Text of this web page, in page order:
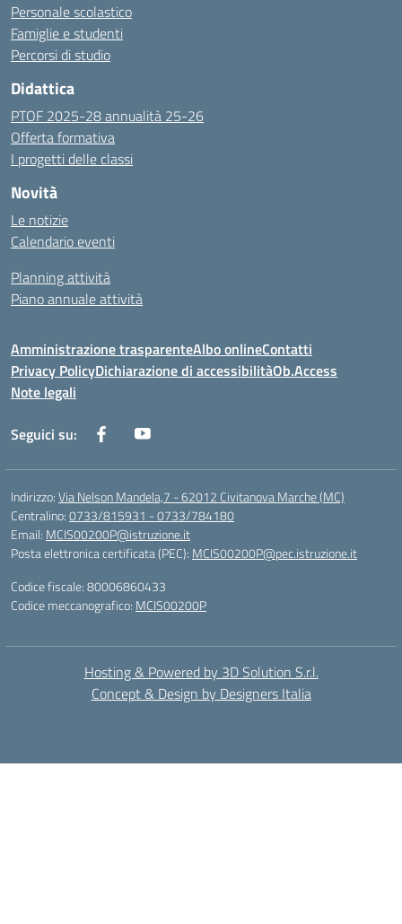
Personale scolastico
Famiglie e studenti
Percorsi di studio
Didattica
PTOF 2025-28 annualità 25-26
Offerta formativa
I progetti delle classi
Novità
Le notizie
Calendario eventi
Planning attività
Piano annuale attività
Amministrazione trasparenteAlbo onlineContatti
Privacy PolicyDichiarazione di accessibilitàOb.Access
Note legali
Seguici su:
Indirizzo:Via Nelson Mandela,7 - 62012 Civitanova Marche (MC)
Centralino:0733/815931 - 0733/784180
Email: MCIS00200P@istruzione.it
Posta elettronica certificata (PEC): MCIS00200P@pec.istruzione.it
Codice fiscale: 80006860433
Codice meccanografico: MCIS00200P
Hosting & Powered by 3D Solution S.r.l.
Concept & Design by Designers Italia